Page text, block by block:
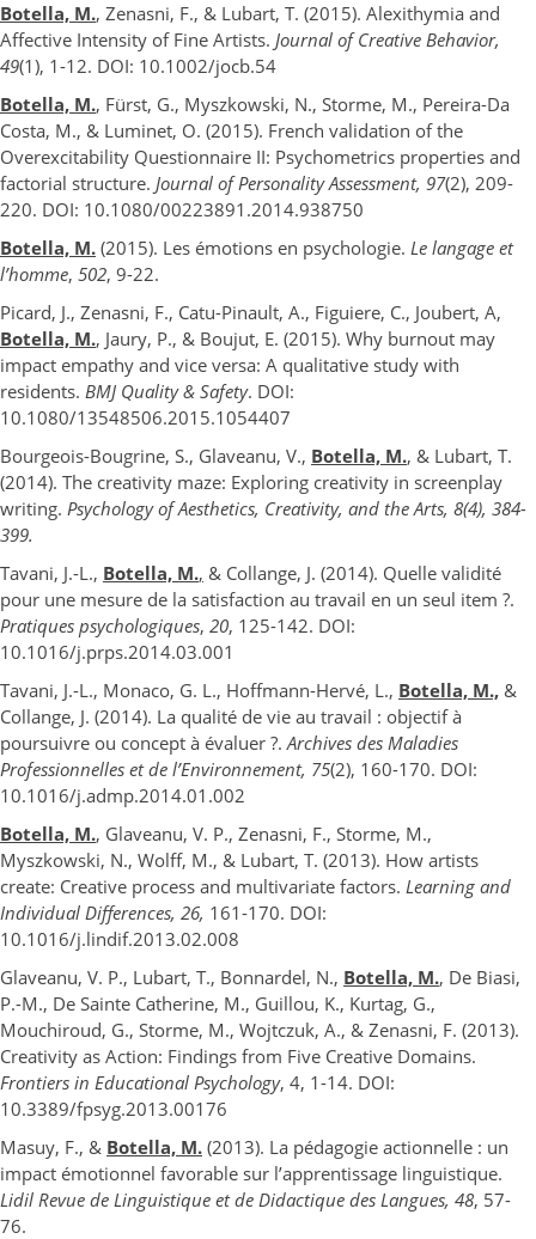
Botella, M., Zenasni, F., & Lubart, T. (2015). Alexithymia and
Affective Intensity of Fine Artists. Journal of Creative Behavior,
49(1), 1-12. DOI: 10.1002/jocb.54
Botella, M., Fürst, G., Myszkowski, N., Storme, M., Pereira-Da
Costa, M., & Luminet, O. (2015). French validation of the
Overexcitability Questionnaire II: Psychometrics properties and
factorial structure. Journal of Personality Assessment, 97(2), 209-
220. DOI: 10.1080/00223891.2014.938750
Botella, M. (2015). Les émotions en psychologie. Le langage et
l’homme, 502, 9-22.
Picard, J., Zenasni, F., Catu-Pinault, A., Figuiere, C., Joubert, A,
Botella, M., Jaury, P., & Boujut, E. (2015). Why burnout may
impact empathy and vice versa: A qualitative study with
residents. BMJ Quality & Safety. DOI:
10.1080/13548506.2015.1054407
Bourgeois-Bougrine, S., Glaveanu, V., Botella, M., & Lubart, T.
(2014). The creativity maze: Exploring creativity in screenplay
writing. Psychology of Aesthetics, Creativity, and the Arts, 8(4), 384-
399.
Tavani, J.-L., Botella, M., & Collange, J. (2014). Quelle validité
pour une mesure de la satisfaction au travail en un seul item ?.
Pratiques psychologiques, 20, 125-142. DOI:
10.1016/j.prps.2014.03.001
Tavani, J.-L., Monaco, G. L., Hoffmann-Hervé, L., Botella, M., &
Collange, J. (2014). La qualité de vie au travail : objectif à
poursuivre ou concept à évaluer ?.Archives des Maladies
Professionnelles et de l’Environnement, 75(2), 160-170. DOI:
10.1016/j.admp.2014.01.002
Botella, M., Glaveanu, V. P., Zenasni, F., Storme, M.,
Myszkowski, N., Wolff, M., & Lubart, T. (2013). How artists
create: Creative process and multivariate factors. Learning and
Individual Differences, 26, 161-170. DOI:
10.1016/j.lindif.2013.02.008
Glaveanu, V. P., Lubart, T., Bonnardel, N., Botella, M., De Biasi,
P.-M., De Sainte Catherine, M., Guillou, K., Kurtag, G.,
Mouchiroud, G., Storme, M., Wojtczuk, A., & Zenasni, F. (2013).
Creativity as Action: Findings from Five Creative Domains.
Frontiers in Educational Psychology, 4, 1-14. DOI:
10.3389/fpsyg.2013.00176
Masuy, F., & Botella, M. (2013). La pédagogie actionnelle : un
impact émotionnel favorable sur l’apprentissage linguistique.
Lidil Revue de Linguistique et de Didactique des Langues, 48, 57-
76.